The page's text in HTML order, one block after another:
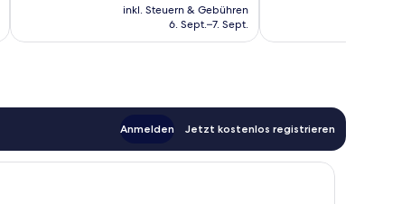
Preis
beträgt
inkl. Steuern & Gebühren
6. Sept.–7. Sept.
Anmelden Jetzt kostenlos registrieren